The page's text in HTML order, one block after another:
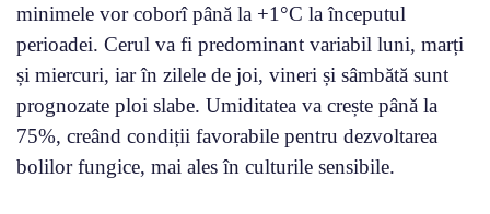
minimele vor coborî până la +1°C la începutul
perioadei. Cerul va fi predominant variabil luni, marți
și miercuri, iar în zilele de joi, vineri și sâmbătă sunt
prognozate ploi slabe. Umiditatea va crește până la
75%, creând condiții favorabile pentru dezvoltarea
bolilor fungice, mai ales în culturile sensibile.